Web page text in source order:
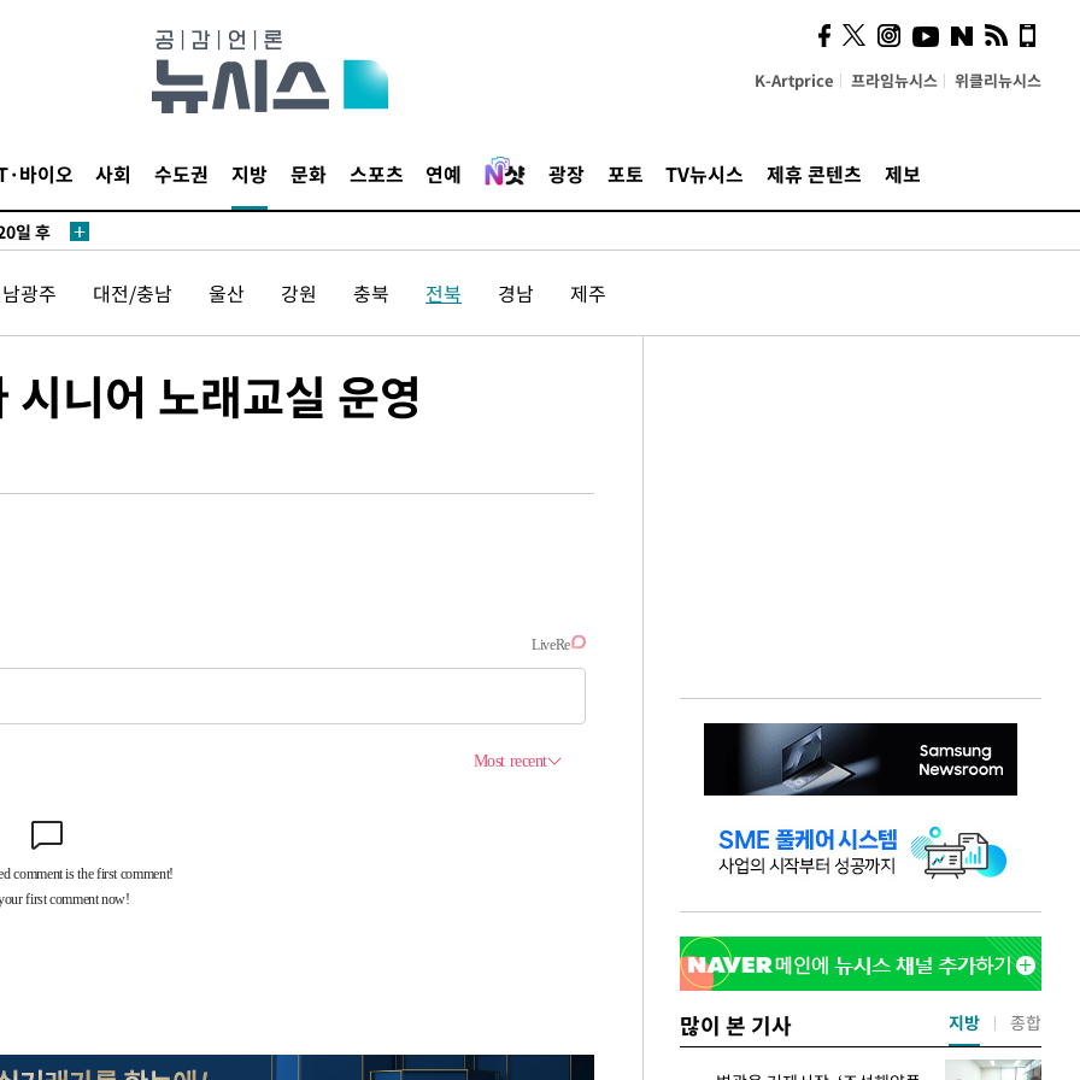
K-Artprice 프라임뉴시스 위클리뉴시스
바이오 사회 수도권 지방 문화 스포츠 연예 광장 포토 TV뉴시스 제휴 콘텐츠 제보
서 두차
은 중
일 후
광주 대전/충남 울산 강원 충북 전북 경남 제주
니어 노래교실 운영
많이 본 기사 지방 종합